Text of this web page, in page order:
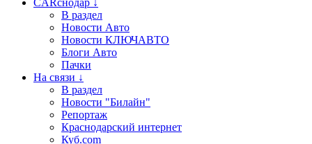
CARснодар ↓
В раздел
Новости Авто
Новости КЛЮЧАВТО
Блоги Авто
Пачки
На связи ↓
В раздел
Новости "Билайн"
Репортаж
Краснодарский интернет
Куб.com